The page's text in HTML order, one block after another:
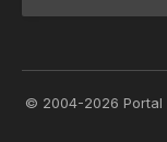
© 2004-2026 Portal